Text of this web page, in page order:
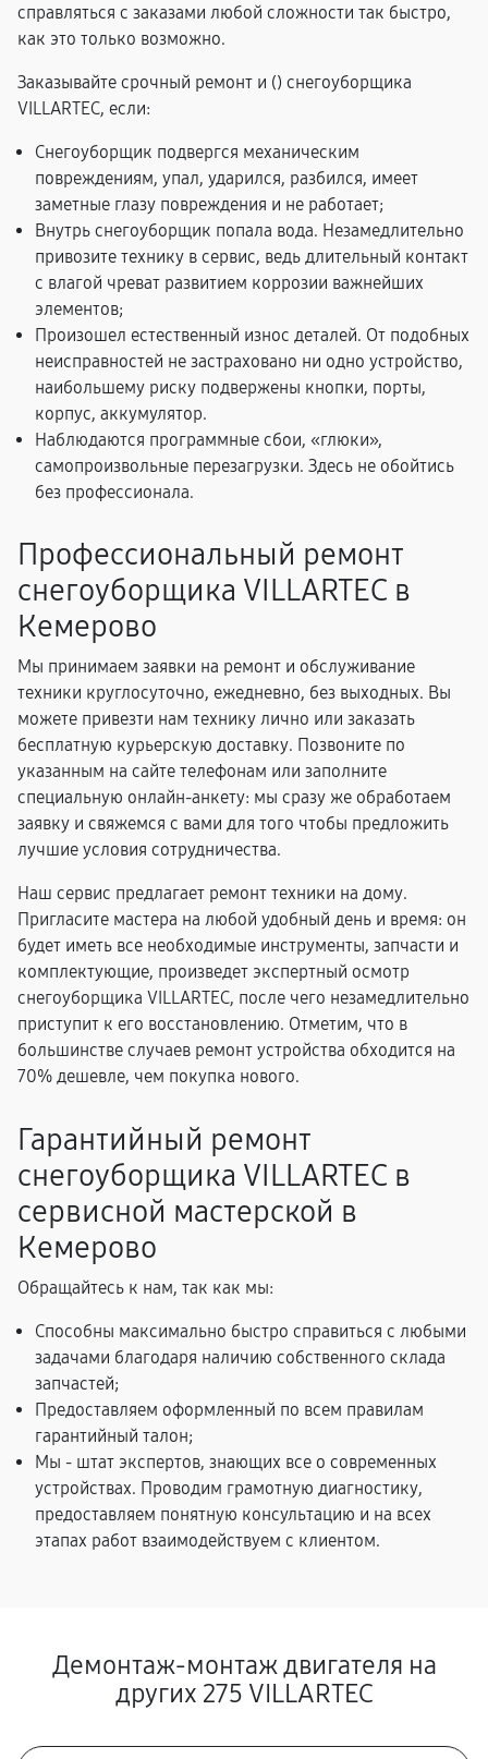
справляться с заказами любой сложности так быстро,
как это только возможно.
Заказывайте срочный ремонт и () снегоуборщика
VILLARTEC, если:
Снегоуборщик подвергся механическим
повреждениям, упал, ударился, разбился, имеет
заметные глазу повреждения и не работает;
Внутрь снегоуборщик попала вода. Незамедлительно
привозите технику в сервис, ведь длительный контакт
с влагой чреват развитием коррозии важнейших
элементов;
Произошел естественный износ деталей. От подобных
неисправностей не застраховано ни одно устройство,
наибольшему риску подвержены кнопки, порты,
корпус, аккумулятор.
Наблюдаются программные сбои, «глюки»,
самопроизвольные перезагрузки. Здесь не обойтись
без профессионала.
Профессиональный ремонт
снегоуборщика VILLARTEC в
Кемерово
Мы принимаем заявки на ремонт и обслуживание
техники круглосуточно, ежедневно, без выходных. Вы
можете привезти нам технику лично или заказать
бесплатную курьерскую доставку. Позвоните по
указанным на сайте телефонам или заполните
специальную онлайн-анкету: мы сразу же обработаем
заявку и свяжемся с вами для того чтобы предложить
лучшие условия сотрудничества.
Наш сервис предлагает ремонт техники на дому.
Пригласите мастера на любой удобный день и время: он
будет иметь все необходимые инструменты, запчасти и
комплектующие, произведет экспертный осмотр
снегоуборщика VILLARTEC, после чего незамедлительно
приступит к его восстановлению. Отметим, что в
большинстве случаев ремонт устройства обходится на
70% дешевле, чем покупка нового.
Гарантийный ремонт
снегоуборщика VILLARTEC в
сервисной мастерской в
Кемерово
Обращайтесь к нам, так как мы:
Способны максимально быстро справиться с любыми
задачами благодаря наличию собственного склада
запчастей;
Предоставляем оформленный по всем правилам
гарантийный талон;
Мы - штат экспертов, знающих все о современных
устройствах. Проводим грамотную диагностику,
предоставляем понятную консультацию и на всех
этапах работ взаимодействуем с клиентом.
Демонтаж-монтаж двигателя на
других 275 VILLARTEC